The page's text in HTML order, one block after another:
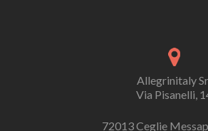
Allegrinitaly
Via Pisanelli,
72013 Ceglie